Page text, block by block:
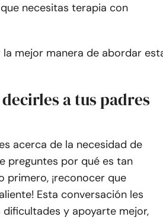
necesitas terapia con
la mejor manera de abordar
a tus padres
acerca de la necesidad de
preguntes por qué es tan
primero, ¡reconocer que
Esta conversación les
y apoyarte mejor,